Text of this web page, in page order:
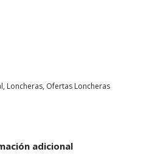
, Loncheras, Ofertas Loncheras
adicional